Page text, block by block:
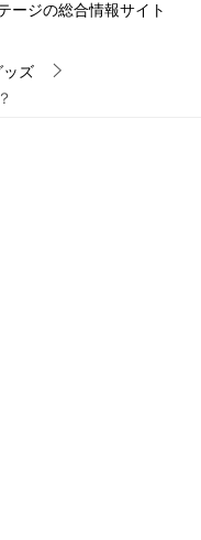
ージの総合情報サイト
ッズ